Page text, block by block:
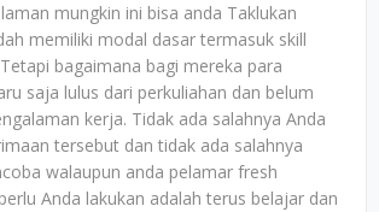
mungkin ini bisa anda Taklukan
memiliki modal dasar termasuk skill
bagaimana bagi mereka para
saja lulus dari perkuliahan dan belum
kerja. Tidak ada salahnya Anda
tersebut dan tidak ada salahnya
walaupun anda pelamar fresh
Anda lakukan adalah terus belajar dan